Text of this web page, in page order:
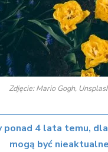
Zdjęcie: Mario Gogh,
ponad 4 lata temu,
mogą być